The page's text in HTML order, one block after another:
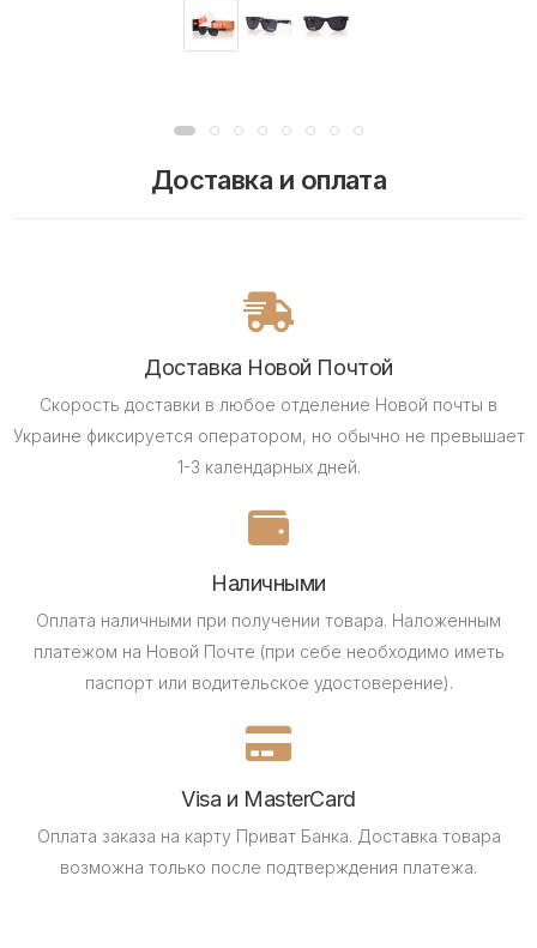
Доставка и оплата
Доставка Новой Почтой
Скорость доставки в любое отделение Новой почты в
Украине фиксируется оператором, но обычно не превышает
1-3 календарных дней.
Наличными
Оплата наличными при получении товара. Наложенным
платежом на Новой Почте (при себе необходимо иметь
паспорт или водительское удостоверение).
Visa и MasterCard
Оплата заказа на карту Приват Банка. Доставка товара
возможна только после подтверждения платежа.